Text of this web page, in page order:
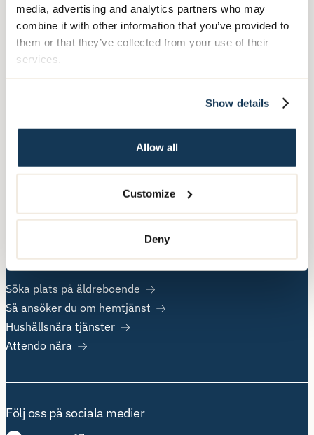
media, advertising and analytics partners who may
combine it with other information that you’ve provided to
them or that they’ve collected from your use of their
services.
Show details
Allow all
Customize
Deny
Våra tjänster
Äldreboende
Jobba hos oss
Populära sidor
Söka plats på äldreboende
Så ansöker du om hemtjänst
Hushållsnära tjänster
Attendo nära
Följ oss på sociala medier